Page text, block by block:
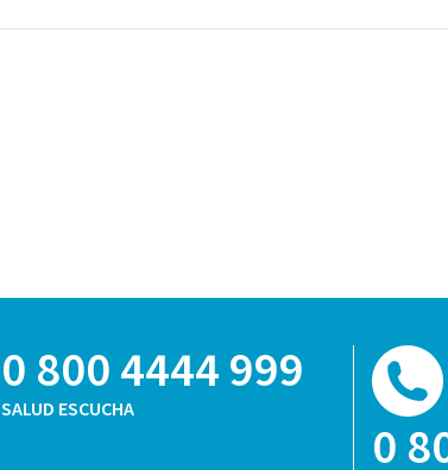
0 800 4444 999
SALUD ESCUCHA
0